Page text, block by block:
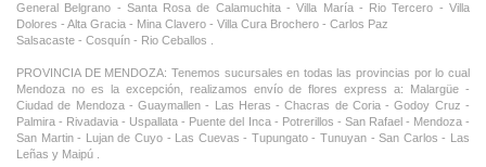
General Belgrano - Santa Rosa de Calamuchita - Villa María - Rio Tercero - Villa
Dolores - Alta Gracia - Mina Clavero - Villa Cura Brochero - Carlos Paz
Salsacaste - Cosquín - Rio Ceballos .
PROVINCIA DE MENDOZA: Tenemos sucursales en todas las provincias por lo cual
Mendoza no es la excepción, realizamos envío de flores express a: Malargüe -
Ciudad de Mendoza - Guaymallen - Las Heras - Chacras de Coria - Godoy Cruz -
Palmira - Rivadavia - Uspallata - Puente del Inca - Potrerillos - San Rafael - Mendoza -
San Martin - Lujan de Cuyo - Las Cuevas - Tupungato - Tunuyan - San Carlos - Las
Leñas y Maipú .